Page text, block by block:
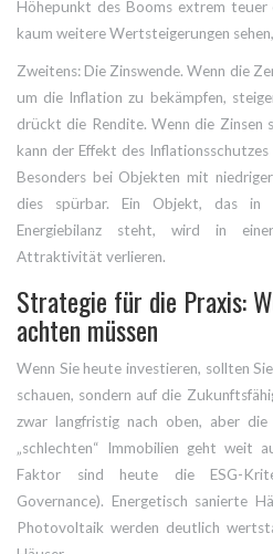
Höhepunkt des Booms extrem
kaum weitere Wertsteigerungen
Zweitens: Die Zinswende. Wenn die
um die Inflation zu bekämpfen,
drückt die Rendite. Wenn die Zinsen
kann der Effekt des
Besonders bei Objekten mit
dies spürbar. Ein Objekt, das in
Energiebilanz steht, wird in
Attraktivität verlieren.
Strategie für die Praxis:
achten müssen
Wenn Sie heute investieren, sollten
schauen, sondern auf die
zwar langfristig nach oben, aber die
„schlechten“ Immobilien geht weit
Faktor sind heute die ESG-
Governance). Energetisch sanierte
Photovoltaik werden deutlich